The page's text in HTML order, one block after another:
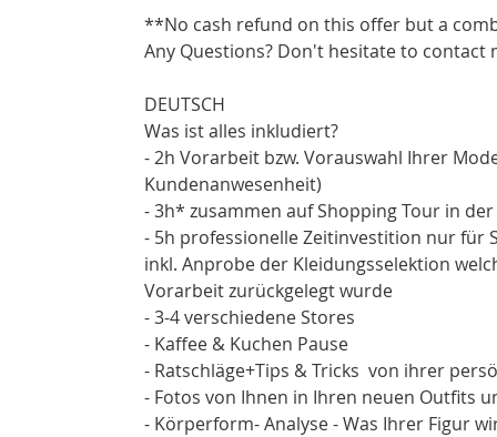
**No cash refund on this offer but a
Any Questions? Don't hesitate to contact
DEUTSCH
Was ist alles inkludiert?
- 2h Vorarbeit bzw. Vorauswahl Ihrer
Kundenanwesenheit)
- 3h* zusammen auf Shopping Tour in
- 5h professionelle Zeitinvestition nur für
inkl. Anprobe der Kleidungsselektion
Vorarbeit zurückgelegt wurde
- 3-4 verschiedene Stores
- Kaffee & Kuchen Pause
- Ratschläge+Tips & Tricks von ihrer
- Fotos von Ihnen in Ihren neuen Outfits
- Körperform- Analyse - Was Ihrer Figur